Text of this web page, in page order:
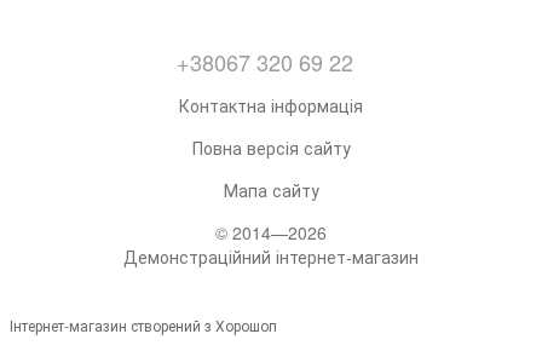
+38067 320 69 22
Контактна інформація
Повна версія сайту
Мапа сайту
© 2014—2026
Демонстраційний інтернет-магазин
Інтернет-магазин створений з Хорошоп